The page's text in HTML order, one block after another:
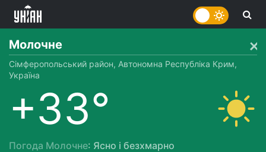
Молочне
Сімферопольський район, Автономна Республіка Крим,
Україна
+33°
Погода Молочне: Ясно і безхмарно